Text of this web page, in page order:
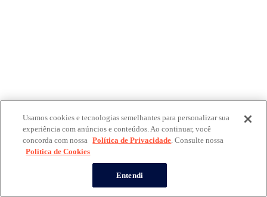
Usamos cookies e tecnologias semelhantes para personalizar sua
experiência com anúncios e conteúdos. Ao continuar, você
concorda com nossa Política de Privacidade. Consulte nossa
Política de Cookies
Entendi